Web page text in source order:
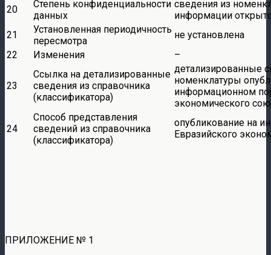
20
Степень конфиденциальности
данных
сведения из
информации
21
Установленная периодичность
пересмотра
не установлена
22
Изменения –
23
Ссылка на детализированные
сведения из справочника
(классификатора)
детализированные
номенклатуры
информационном
экономического
24
Способ представления
сведений из справочника
(классификатора)
опубликование на
Евразийского
ПРИЛОЖЕНИЕ № 1